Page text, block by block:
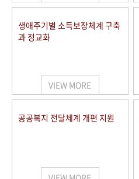
생애주기별 소득보장체계 구축
과 정교화
VIEW MORE
공공복지 전달체계 개편 지원